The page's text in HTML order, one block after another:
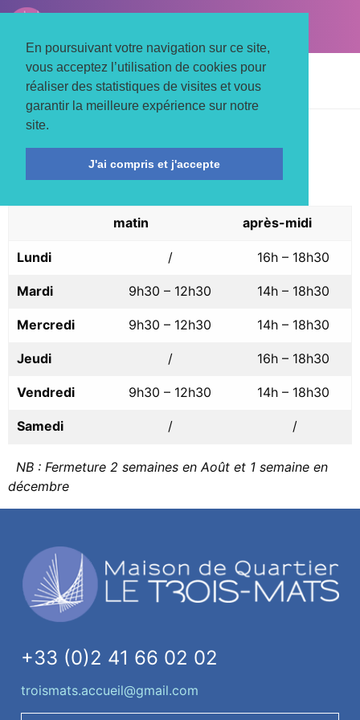
En poursuivant votre navigation sur ce site,
vous acceptez l’utilisation de cookies pour
réaliser des statistiques de visites et vous
garantir la meilleure expérience sur notre
site.
J'ai compris et j'accepte
LE TROIS MATS
Accueil
Informations pratiques
Les horaires d’ouverture
AU TROIS-MÂTS
Accueil administratif - PERIODE SCOLAIRE
matin
après-midi
Lundi / 16h – 18h30
Mardi 9h30 – 12h30 14h – 18h30
Mercredi 9h30 – 12h30 14h – 18h30
Jeudi / 16h – 18h30
Vendredi 9h30 – 12h30 14h – 18h30
Samedi / /
NB : Fermeture 2 semaines en Août et 1 semaine en
décembre
+33 (0)2 41 66 02 02
troismats.accueil@gmail.com